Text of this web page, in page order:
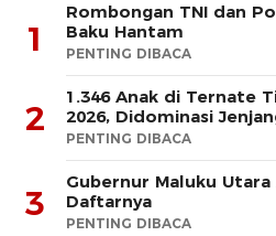
1
Rombongan TNI dan
Baku Hantam
PENTING DIBACA
2
1.346 Anak di Ternate
2026, Didominasi
PENTING DIBACA
3
Gubernur Maluku
Daftarnya
PENTING DIBACA